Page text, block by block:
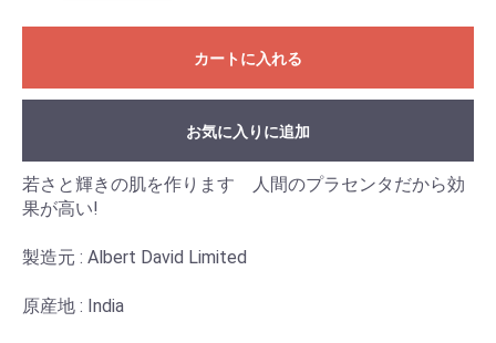
カートに入れる
お気に入りに追加
若さと輝きの肌を作ります 人間のプラセンタだから効
果が高い!
製造元 : Albert David Limited
原産地 : India